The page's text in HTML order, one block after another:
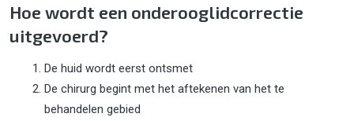
Hoe wordt een onderooglidcorrectie
uitgevoerd?
De huid wordt eerst ontsmet
De chirurg begint met het aftekenen van het te
behandelen gebied